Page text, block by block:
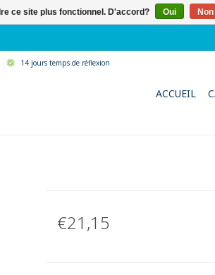
14 jours temps de réflexion
ACCUEIL
€21,15
ce site plus fonctionnel. D'accord? Oui Non